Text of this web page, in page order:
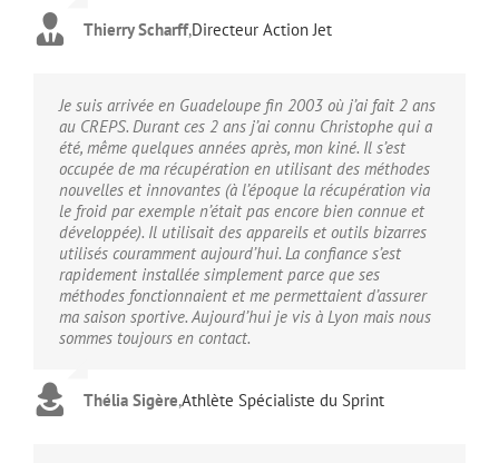
Thierry Scharff,Directeur Action Jet
Je suis arrivée en Guadeloupe fin 2003 où j’ai fait 2 ans
au CREPS. Durant ces 2 ans j’ai connu Christophe qui a
été, même quelques années après, mon kiné. Il s’est
occupée de ma récupération en utilisant des méthodes
nouvelles et innovantes (à l’époque la récupération via
le froid par exemple n’était pas encore bien connue et
développée). Il utilisait des appareils et outils bizarres
utilisés couramment aujourd’hui. La confiance s’est
rapidement installée simplement parce que ses
méthodes fonctionnaient et me permettaient d’assurer
ma saison sportive. Aujourd’hui je vis à Lyon mais nous
sommes toujours en contact.
Thélia Sigère,Athlète Spécialiste du Sprint